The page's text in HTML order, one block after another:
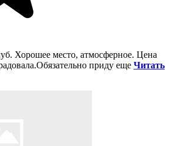
Хорошее место, атмосферное. Цена
приду еще Читать